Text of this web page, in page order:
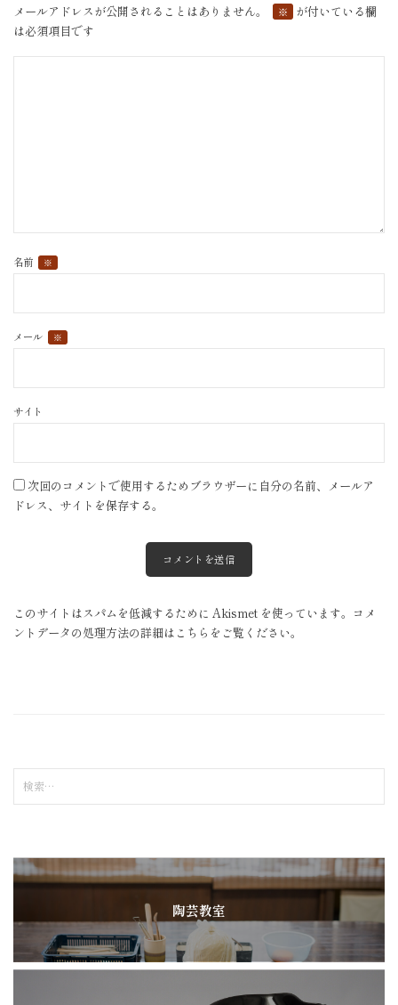
メールアドレスが公開されることはありません。 ※
が付いている欄
は必須項目です
名前 ※
メール ※
サイト
次回のコメントで使用するためブラウザーに自分の名前、メールア
ドレス、サイトを保存する。
このサイトはスパムを低減するために Akismet を使っています。 コメ
ントデータの処理方法の詳細はこちらをご覧ください。
索
:
陶芸教室